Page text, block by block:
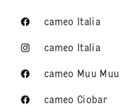
cameo Italia
cameo Italia
cameo Muu Muu
cameo Ciobar